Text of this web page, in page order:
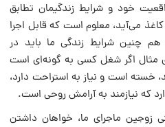
خود و شرایط زندگی‏مان تطابق
کاغذ می‏‌آید، معلوم است که قابل اجرا
چنین شرایط زندگی ما باید در
مثال اگر شغل کسی به گونه‌ای است
خسته است و نیاز به استراحت دارد،
که نیازمند به آرامش روحی است.
زوجین ماجرای ما، خواهان داشتن